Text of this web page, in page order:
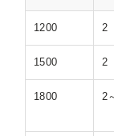
1200 2
1500 2
1800 2